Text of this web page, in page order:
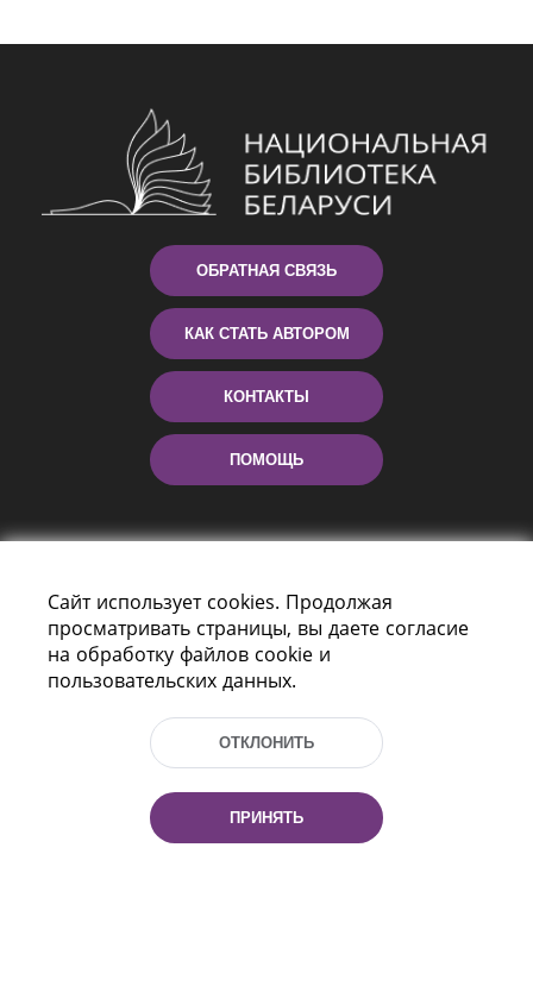
ОБРАТНАЯ СВЯЗЬ
КАК СТАТЬ АВТОРОМ
КОНТАКТЫ
ПОМОЩЬ
Пр-т Независимости 116
г. Минск, Республика Беларусь, 220114
Тел.: (+375 17) 368 37 37, Факс: (+375 17)
Эл. почта: inbox@nlb.by
Сайт использует cookies. Продолжая
просматривать страницы, вы даете согласие
на обработку файлов cookie и
пользовательских данных.
ОТКЛОНИТЬ
ПРИНЯТЬ